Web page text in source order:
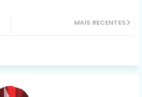
ap
MAIS RECENTES